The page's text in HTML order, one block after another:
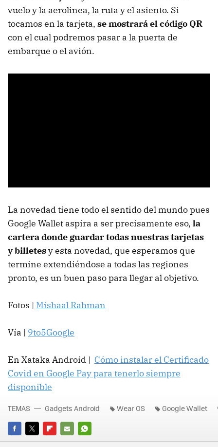
vuelo y la aerolinea, la ruta y el asiento. Si
tocamos en la tarjeta, se mostrará el código QR
con el cual podremos pasar a la puerta de
embarque o el avión.
La novedad tiene todo el sentido del mundo pues
Google Wallet aspira a ser precisamente eso, la
cartera donde guardar todas nuestras tarjetas
y billetesy esta novedad, que esperamos que
termine extendiéndose a todas las regiones
pronto, es un buen paso para llegar al objetivo.
Fotos | Mishaal Rahman
Vía | 9to5Google
En Xataka Android | Cómo instalar el Certificado
Covid en Google Pay para tenerlo siempre
disponible
FACEBOOK
TWITTERFLIPBOARD
E-
WHATSAPP
TEMAS Gadgets Android Wear OS Google Wallet